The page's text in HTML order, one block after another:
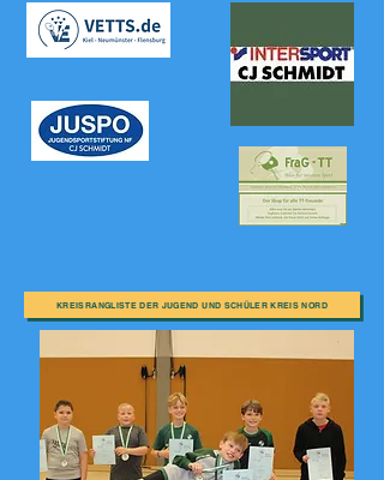
KREISRANGLISTE DER JUGEND UND SCHÜLER KREIS NORD